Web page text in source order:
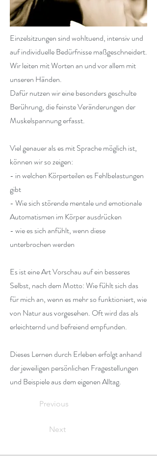
Einzelsitzungen sind wohltuend, intensiv und
auf individuelle Bedürfnisse maßgeschneidert.
Wir leiten mit Worten an und vor allem mit
unseren Händen.
Dafür nutzen wir eine besonders geschulte
Berührung, die feinste Veränderungen der
Muskelspannung erfasst.
Viel genauer als es mit Sprache möglich ist,
können wir so zeigen:
- in welchen Körperteilen es Fehlbelastungen
gibt
- Wie sich störende mentale und emotionale
Automatismen im Körper ausdrücken
- wie es sich anfühlt, wenn diese
unterbrochen werden
Es ist eine Art Vorschau auf ein besseres
Selbst, nach dem Motto: Wie fühlt sich das
für mich an, wenn es mehr so funktioniert, wie
von Natur aus vorgesehen. Oft wird das als
erleichternd und befreiend empfunden.
Dieses Lernen durch Erleben erfolgt anhand
der jeweiligen persönlichen Fragestellungen
und Beispiele aus dem eigenen Alltag.
Previous
Next